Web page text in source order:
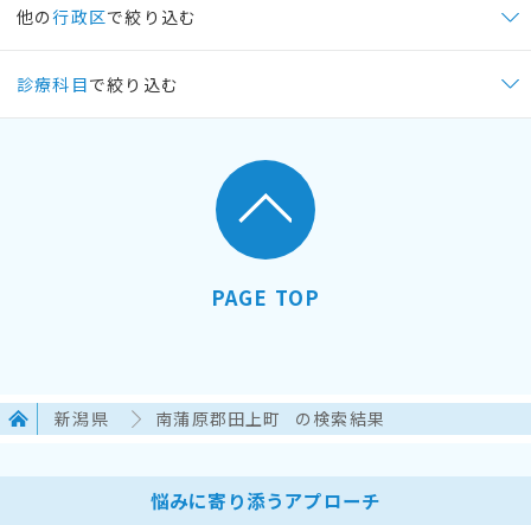
他の行政区で絞り込む
診療科目で絞り込む
PAGE TOP
新潟県 南蒲原郡田上町 の検索結果
悩みに寄り添うアプローチ